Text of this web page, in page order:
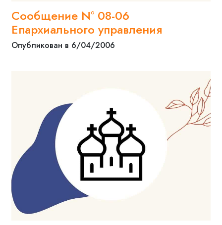
Сообщение N° 08-06
Епархиального управления
Опубликован в 6/04/2006